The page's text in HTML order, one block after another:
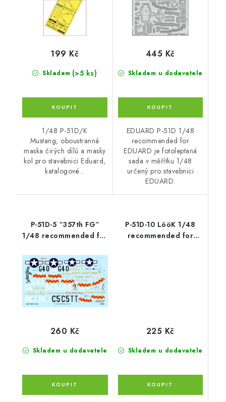
Skladem (>5 ks)
199 Kč
1/48 P-51D/K
Mustang, oboustranná
maska čirých dílů a masky
kol pro stavebnici Eduard,
katalogové...
Skladem u dodavatele
445 Kč
EDUARD P-51D 1/48
recommended for
EDUARD je fotoleptaná
sada v měřítku 1/48
určený pro stavebnici
EDUARD.
P-51D-5 “357th FG“
1/48 recommended for
Skladem u dodavatele
260 Kč
P-51D-10 LööK 1/48
recommended for
Skladem u dodavatele
225 Kč